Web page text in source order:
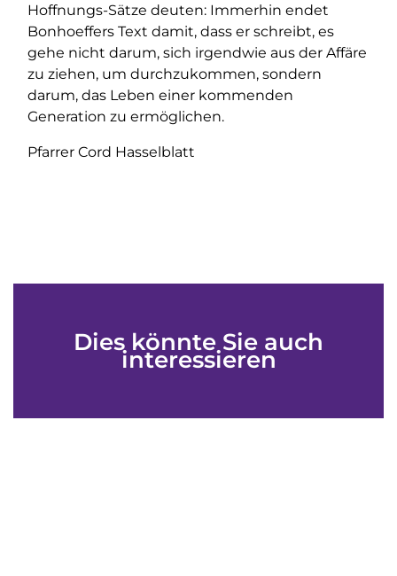
Hoffnungs-Sätze deuten: Immerhin endet
Bonhoeffers Text damit, dass er schreibt, es
gehe nicht darum, sich irgendwie aus der Affäre
zu ziehen, um durchzukommen, sondern
darum, das Leben einer kommenden
Generation zu ermöglichen.
Pfarrer Cord Hasselblatt
Dies könnte Sie auch
interessieren